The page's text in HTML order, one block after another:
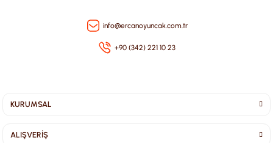
info@ercanoyuncak.com.tr
+90 (342) 221 10 23
KURUMSAL
ALIŞVERİŞ